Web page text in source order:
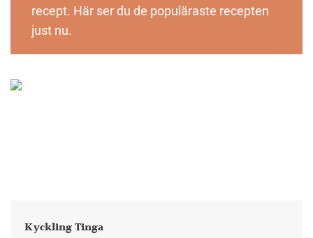
recept. Här ser du de populäraste recepten
just nu.
Kyckling Tinga